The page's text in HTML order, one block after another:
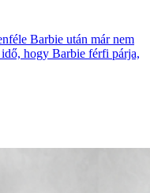
Barbie után már nem
hogy Barbie férfi párja,